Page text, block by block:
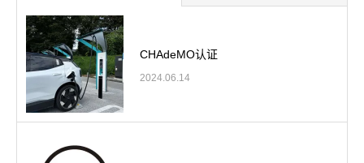
CHAdeMO认证
2024.06.14